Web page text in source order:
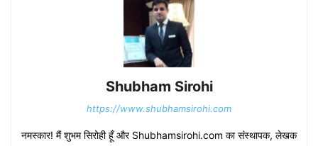
Shubham Sirohi
https://www.shubhamsirohi.com
नमस्कार! मैं शुभम सिरोही हूँ और Shubhamsirohi.com का संस्थापक, लेखक